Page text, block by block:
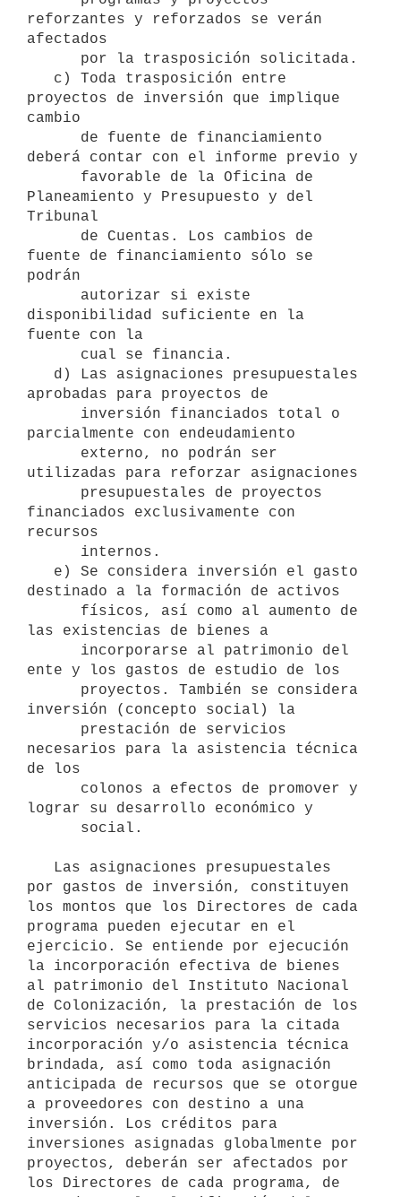
reforzantes y reforzados se verán
afectados
proyectos de inversión que implique
cambio
deberá contar con el informe previo y
Planeamiento y Presupuesto y del
Tribunal
fuente de financiamiento sólo se
podrán
disponibilidad suficiente en la
fuente con la
aprobadas para proyectos de
parcialmente con endeudamiento
utilizadas para reforzar asignaciones
financiados exclusivamente con
recursos
destinado a la formación de activos
las existencias de bienes a
ente y los gastos de estudio de los
inversión (concepto social) la
necesarios para la asistencia técnica
de los
lograr su desarrollo económico y
por gastos de inversión, constituyen
los montos que los Directores de cada
programa pueden ejecutar en el
ejercicio. Se entiende por ejecución
la incorporación efectiva de bienes
al patrimonio del Instituto Nacional
de Colonización, la prestación de los
servicios necesarios para la citada
incorporación y/o asistencia técnica
brindada, así como toda asignación
anticipada de recursos que se otorgue
a proveedores con destino a una
inversión. Los créditos para
inversiones asignadas globalmente por
proyectos, deberán ser afectados por
los Directores de cada programa, de